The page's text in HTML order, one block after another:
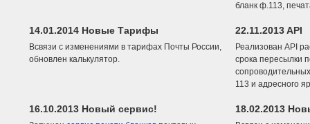
бланк ф.113,
14.01.2014 Новые Тарифы
Всвязи с изменениями в тарифах Почты России,
обновлен калькулятор.
22.11.2013 API
Реализован API
срока пересылки
113 и адресного
16.10.2013 Новый сервис! 18.02.2013